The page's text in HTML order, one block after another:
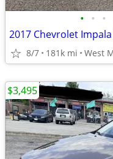
• • •
2017 Chevrolet Impala
8/7 181k mi West
$3,495